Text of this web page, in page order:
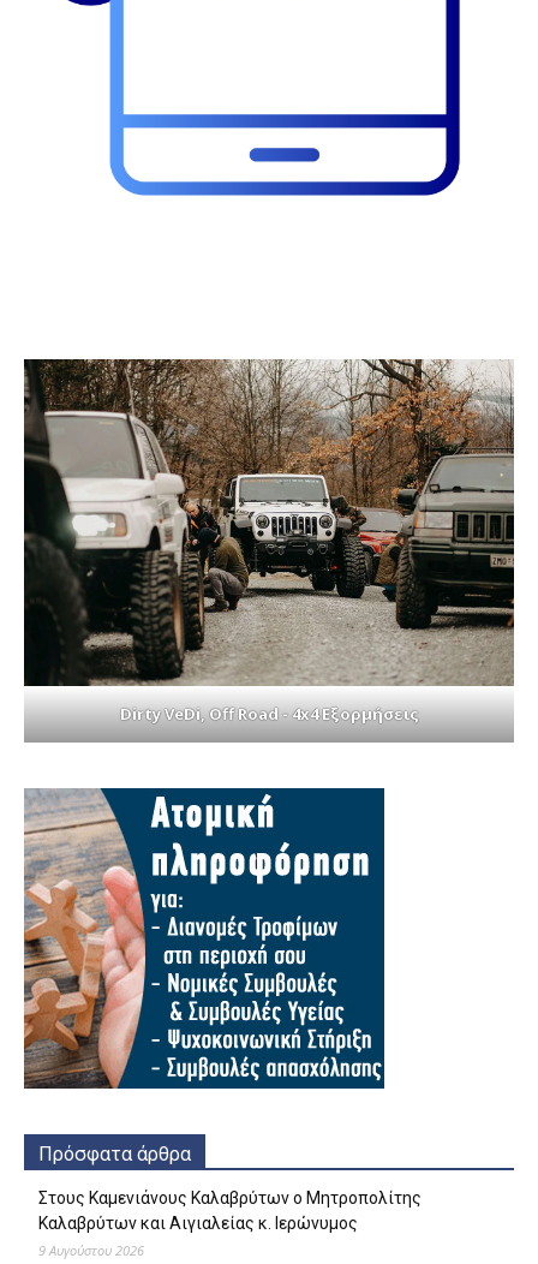
Dirty VeDi, Off Road - 4x4 Εξορμήσεις
Πρόσφατα άρθρα
Στους Καμενιάνους Καλαβρύτων ο Μητροπολίτης
Καλαβρύτων και Αιγιαλείας κ. Ιερώνυμος
9 Αυγούστου 2026